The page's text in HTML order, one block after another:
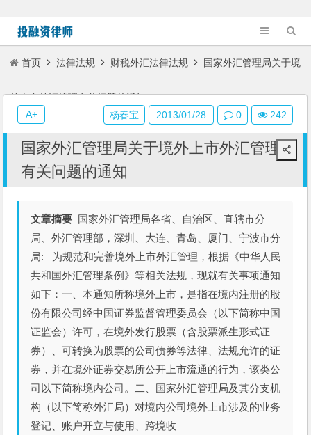
首页 法律法规 财税外汇法律法规 国家外汇管理局关于境
外上市外汇管理有关问题的通知
国家外汇管理局关于境外上市外汇管理
有关问题的通知
文章摘要 国家外汇管理局各省、自治区、直辖市分
局、外汇管理部，深圳、大连、青岛、厦门、宁波市分
局: 为规范和完善境外上市外汇管理，根据《中华人民
共和国外汇管理条例》等相关法规，现就有关事项通知
如下：一、本通知所称境外上市，是指在境内注册的股
份有限公司经中国证券监督管理委员会（以下简称中国
证监会）许可，在境外发行股票（含股票派生形式证
券）、可转换为股票的公司债券等法律、法规允许的证
券，并在境外证券交易所公开上市流通的行为，该类公
司以下简称境内公司。二、国家外汇管理局及其分支机
构（以下简称外汇局）对境内公司境外上市涉及的业务
登记、账户开立与使用、跨境收
杨春宝 2013/01/28 0 242
A+